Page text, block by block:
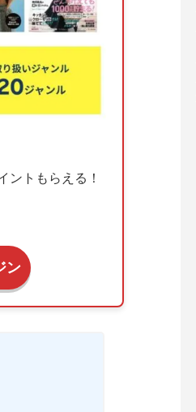
ントもらえる！
ン